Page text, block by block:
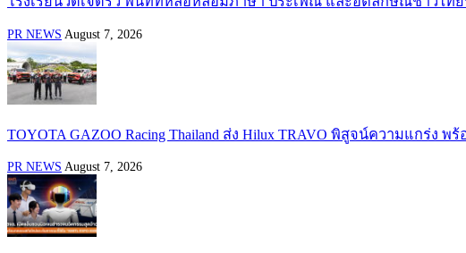
PR NEWS August 7, 2026
TOYOTA GAZOO Racing Thailand ส่ง Hilux TRAVO พิสูจน์ความแกร่ง พ
PR NEWS August 7, 2026